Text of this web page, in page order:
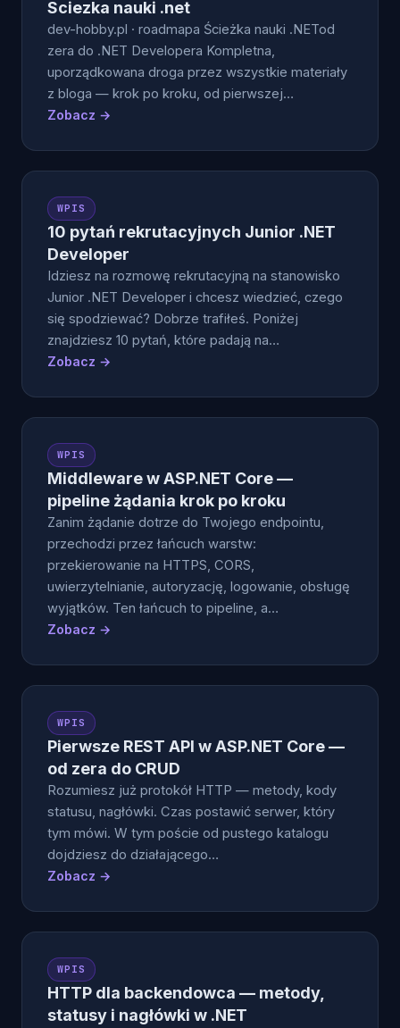
Sciezka nauki .net
dev-hobby.pl · roadmapa Ścieżka nauki .NETod
zera do .NET Developera Kompletna,
uporządkowana droga przez wszystkie materiały
z bloga — krok po kroku, od pierwszej…
Zobacz →
WPIS
10 pytań rekrutacyjnych Junior .NET
Developer
Idziesz na rozmowę rekrutacyjną na stanowisko
Junior .NET Developer i chcesz wiedzieć, czego
się spodziewać? Dobrze trafiłeś. Poniżej
znajdziesz 10 pytań, które padają na…
Zobacz →
WPIS
Middleware w ASP.NET Core —
pipeline żądania krok po kroku
Zanim żądanie dotrze do Twojego endpointu,
przechodzi przez łańcuch warstw:
przekierowanie na HTTPS, CORS,
uwierzytelnianie, autoryzację, logowanie, obsługę
wyjątków. Ten łańcuch to pipeline, a…
Zobacz →
WPIS
Pierwsze REST API w ASP.NET Core —
od zera do CRUD
Rozumiesz już protokół HTTP — metody, kody
statusu, nagłówki. Czas postawić serwer, który
tym mówi. W tym poście od pustego katalogu
dojdziesz do działającego…
Zobacz →
WPIS
HTTP dla backendowca — metody,
statusy i nagłówki w .NET